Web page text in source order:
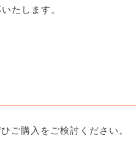
たします。
ご購入をご検討ください。